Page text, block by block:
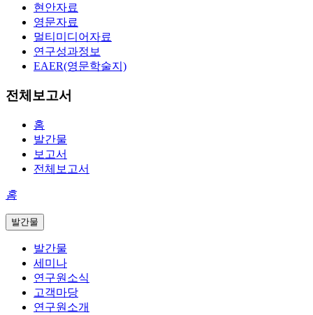
현안자료
영문자료
멀티미디어자료
연구성과정보
EAER(영문학술지)
전체보고서
홈
발간물
보고서
전체보고서
홈
발간물
발간물
세미나
연구원소식
고객마당
연구원소개